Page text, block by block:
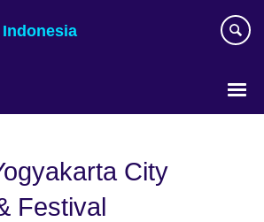
Indonesia
City
Festival